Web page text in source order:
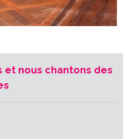
et nous chantons des